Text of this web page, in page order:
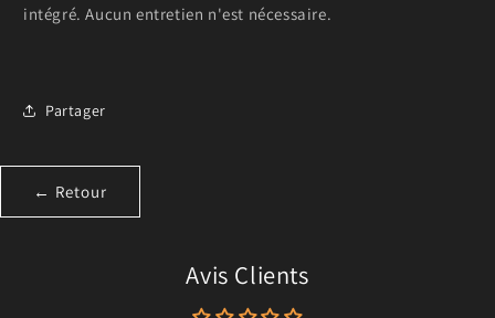
intégré. Aucun entretien n'est nécessaire.
Partager
← Retour
Avis Clients